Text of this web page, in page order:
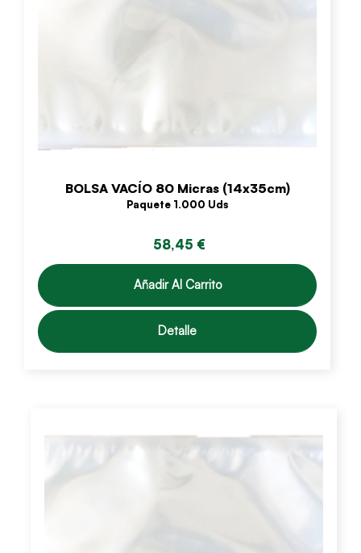
BOLSA VACÍO 80 Micras (14x35cm)
Paquete 1.000 Uds
58,45 €
Añadir Al Carrito
Detalle